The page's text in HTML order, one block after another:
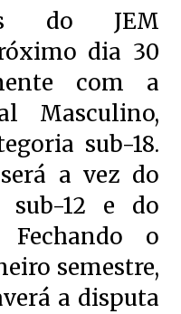
do JEM
dia 30
com a
Masculino,
sub-18.
a vez do
sub-12 e do
Fechando o
semestre,
a disputa